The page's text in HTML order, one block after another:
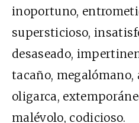
inoportuno,
supersticioso,
desaseado,
tacaño, megalómano,
oligarca,
malévolo, codicioso.